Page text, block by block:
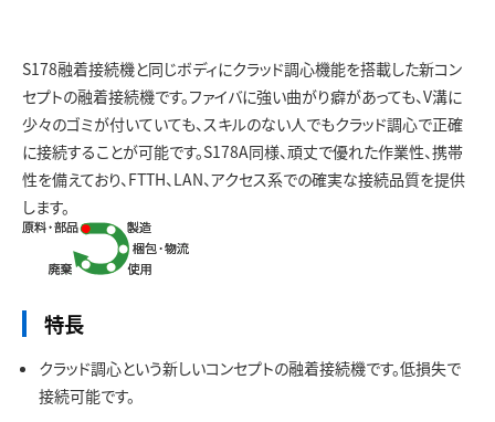
English
中文(簡体)
製品カタログ
ニュース
お問い合わせ
S178融着接続機と同じボディにクラッド調心機能を搭載した新コン
セプトの融着接続機です。ファイバに強い曲がり癖があっても、V溝に
少々のゴミが付いていても、スキルのない人でもクラッド調心で正確
に接続することが可能です。S178A同様、頑丈で優れた作業性、携帯
性を備えており、FTTH、LAN、アクセス系での確実な接続品質を提供
します。
特長
クラッド調心という新しいコンセプトの融着接続機です。低損失で
接続可能です。